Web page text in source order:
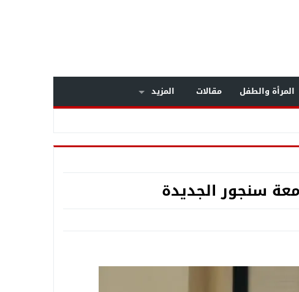
المرأة والطفل مقالات
المزيد
بالجيزة
سنجور الجديدة